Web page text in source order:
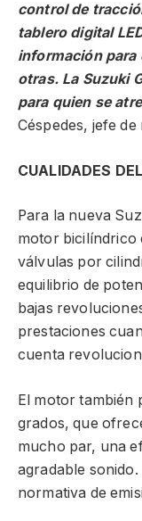
control de
tablero digital
información para
otras. La Suzuki
para quien se
Céspedes, jefe
CUALIDADES
Para la nueva
motor bicilíndrico
válvulas por
equilibrio de
bajas
prestaciones
cuenta
El motor también
grados, que
mucho par, una
agradable
normativa de